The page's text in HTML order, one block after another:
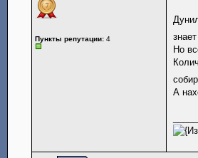
Пункты репутации: 4
Но
А